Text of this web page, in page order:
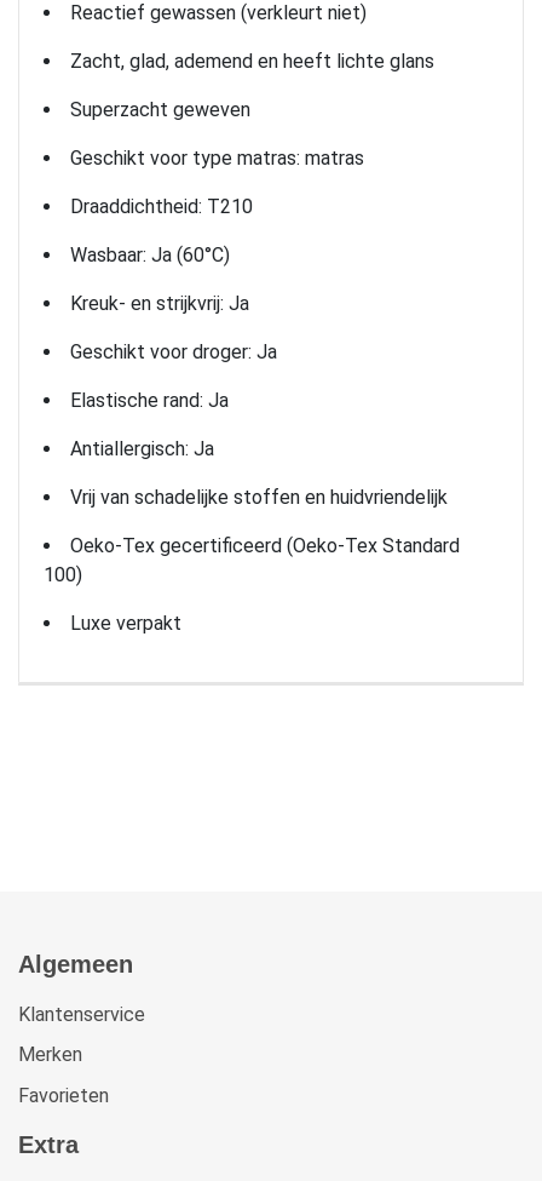
Reactief gewassen (verkleurt niet)
Zacht, glad, ademend en heeft lichte glans
Superzacht geweven
Geschikt voor type matras: matras
Draaddichtheid: T210
Wasbaar: Ja (60°C)
Kreuk- en strijkvrij: Ja
Geschikt voor droger: Ja
Elastische rand: Ja
Antiallergisch: Ja
Vrij van schadelijke stoffen en huidvriendelijk
Oeko-Tex gecertificeerd (Oeko-Tex Standard
100)
Luxe verpakt
Algemeen
Klantenservice
Merken
Favorieten
Extra